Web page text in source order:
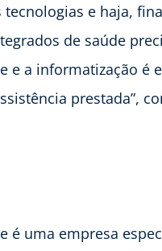
e haja,
de saúde
e a informatização é
prestada”,
é uma empresa